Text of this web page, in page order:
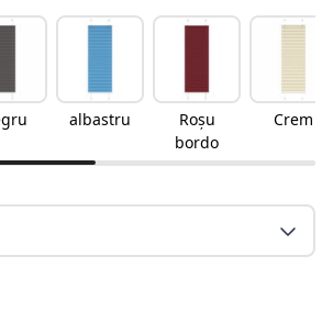
albastru
Roșu
bordo
Crem